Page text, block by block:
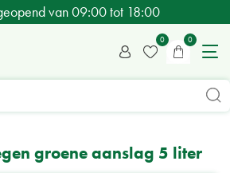
van09:00tot 18:00
groene aanslag 5 liter